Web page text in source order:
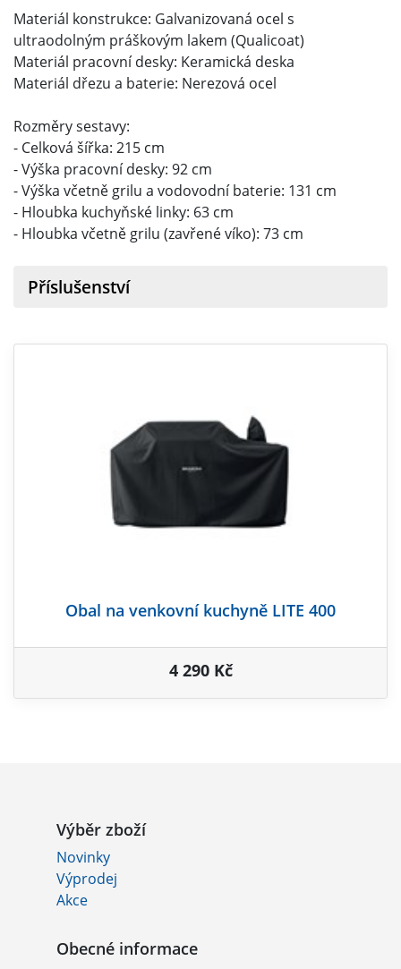
Materiál konstrukce: Galvanizovaná ocel s
ultraodolným práškovým lakem (Qualicoat)
Materiál pracovní desky: Keramická deska
Materiál dřezu a baterie: Nerezová ocel
Rozměry sestavy:
- Celková šířka: 215 cm
- Výška pracovní desky: 92 cm
- Výška včetně grilu a vodovodní baterie: 131 cm
- Hloubka kuchyňské linky: 63 cm
- Hloubka včetně grilu (zavřené víko): 73 cm
Příslušenství
Obal na venkovní kuchyně LITE 400
4 290 Kč
Výběr zboží
Novinky
Výprodej
Akce
Obecné informace